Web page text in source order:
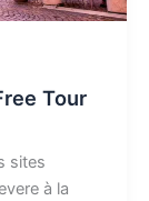
Tour
sites
à la